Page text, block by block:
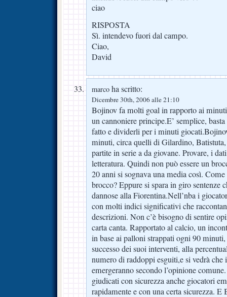
ciao
RISPOSTA
Sì. intendevo fuori dal campo.
Ciao,
David
marco ha scritto:
Dicembre 30th, 2006 alle 21:10
Bojinov fa molti goal in rapporto ai
un cannoniere principe.E’ semplice,
fatto e dividerli per i minuti
minuti, circa quelli di Gilardino,
partite in serie a da giovane. Provare, i
letteratura. Quindi non può essere un
20 anni si sognava una media così.
brocco? Eppure si spara in giro sentenze
dannose alla Fiorentina.Nell’nba i
con molti indici significativi che
descrizioni. Non c’è bisogno di sentire
carta canta. Rapportato al calcio, un
in base ai palloni strappati ogni 90
successo dei suoi interventi, alla
numero di raddoppi esguiti,e si vedrà
emergeranno secondo l’opinione
giudicati con sicurezza anche giocatori
rapidamente e con una certa sicurezza.